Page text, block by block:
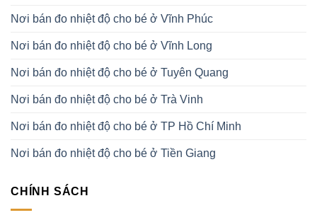
Nơi bán đo nhiệt độ cho bé ở Vĩnh Phúc
Nơi bán đo nhiệt độ cho bé ở Vĩnh Long
Nơi bán đo nhiệt độ cho bé ở Tuyên Quang
Nơi bán đo nhiệt độ cho bé ở Trà Vinh
Nơi bán đo nhiệt độ cho bé ở TP Hồ Chí Minh
Nơi bán đo nhiệt độ cho bé ở Tiền Giang
CHÍNH SÁCH